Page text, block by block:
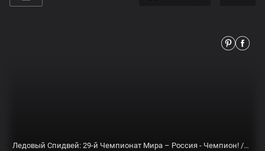
Ледовый Спидвей: 29-й Чемпионат Мира – Россия - Чемпион! / МОТОГОНКИ.РУ